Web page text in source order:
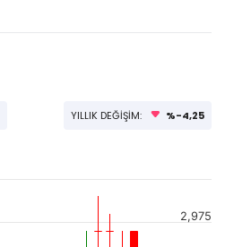
YILLIK DEĞİŞİM: %-4,25
2,975